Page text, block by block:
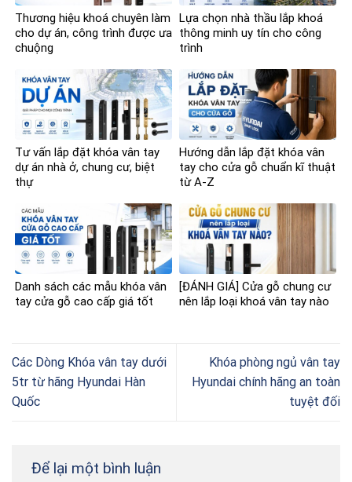
Thương hiệu khoá chuyên làm
cho dự án, công trình được ưa
chuộng
Lựa chọn nhà thầu lắp khoá
thông minh uy tín cho công
trình
Tư vấn lắp đặt khóa vân tay
dự án nhà ở, chung cư, biệt
thự
Hướng dẫn lắp đặt khóa vân
tay cho cửa gỗ chuẩn kĩ thuật
từ A-Z
Danh sách các mẫu khóa vân
tay cửa gỗ cao cấp giá tốt
[ĐÁNH GIÁ] Cửa gỗ chung cư
nên lắp loại khoá vân tay nào
Các Dòng Khóa vân tay dưới
5tr từ hãng Hyundai Hàn
Quốc
Khóa phòng ngủ vân tay
Hyundai chính hãng an toàn
tuyệt đối
Để lại một bình luận